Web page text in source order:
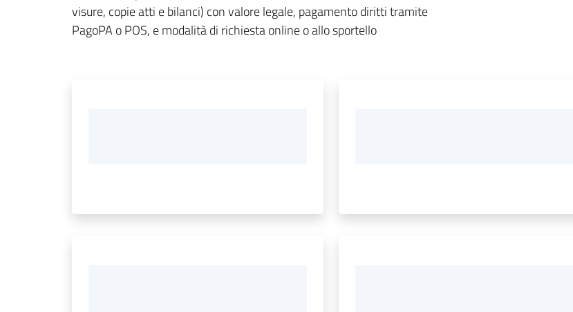
visure, copie atti e bilanci) con valore legale, pagamento diritti tramite
PagoPA o POS, e modalità di richiesta online o allo sportello